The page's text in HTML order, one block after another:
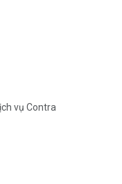
vụ Contra